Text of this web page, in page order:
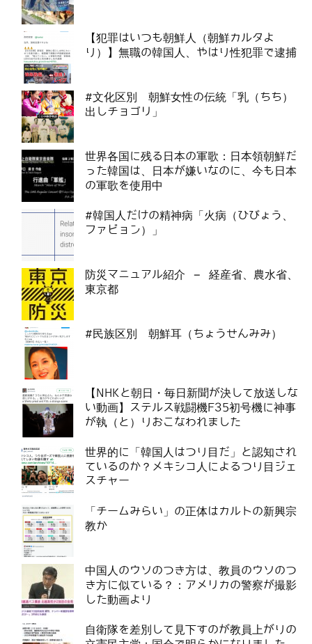
【犯罪はいつも朝鮮人（朝鮮カルタよ
り）】無職の韓国人、やはり性犯罪で逮捕
#文化区別 朝鮮女性の伝統「乳（ちち）
出しチョゴリ」
世界各国に残る日本の軍歌：日本領朝鮮だ
った韓国は、日本が嫌いなのに、今も日本
の軍歌を使用中
#韓国人だけの精神病「火病（ひびょう、
ファビョン）」
防災マニュアル紹介 – 経産省、農水省、
東京都
#民族区別 朝鮮耳（ちょうせんみみ）
【NHKと朝日・毎日新聞が決して放送しな
い動画】ステルス戦闘機F35初号機に神事
が執（と）りおこなわれました
世界的に「韓国人はつり目だ」と認知され
ているのか？メキシコ人によるつり目ジェ
スチャー
「チームみらい」の正体はカルトの新興宗
教か
中国人のウソのつき方は、教員のウソのつ
き方に似ている？：アメリカの警察が撮影
した動画より
自衛隊を差別して見下すのが教員上がりの